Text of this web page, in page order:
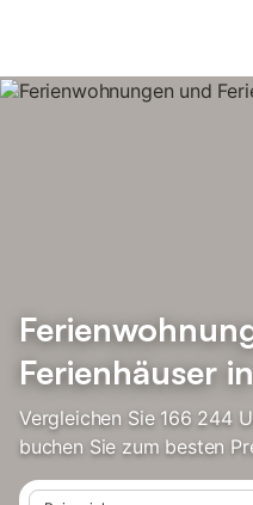
Ferienhäuser
Vergleichen Sie 166 244
buchen Sie zum besten